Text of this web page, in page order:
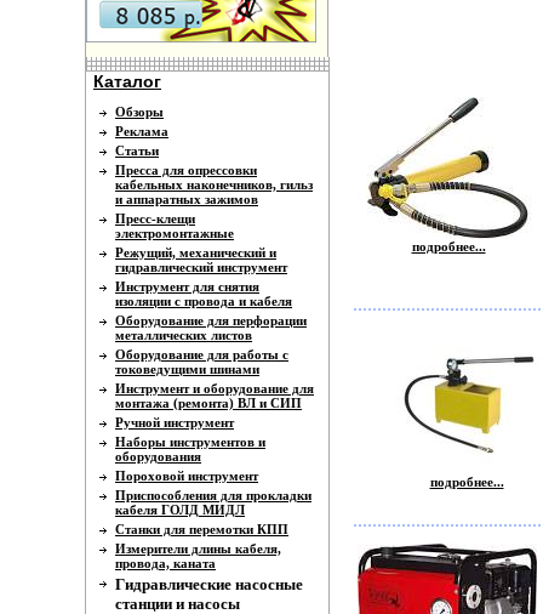
Каталог
Обзоры
Реклама
Статьи
Пресса для опрессовки
кабельных наконечников, гильз
и аппаратных зажимов
Пресс-клещи
электромонтажные
Режущий, механический и
гидравлический инструмент
Инструмент для снятия
изоляции с провода и кабеля
Оборудование для перфорации
металлических листов
Оборудование для работы с
токоведущими шинами
Инструмент и оборудование для
монтажа (ремонта) ВЛ и СИП
Ручной инструмент
Наборы инструментов и
оборудования
Пороховой инструмент
Приспособления для прокладки
кабеля ГОЛД МИДЛ
Станки для перемотки КПП
Измерители длины кабеля,
провода, каната
Гидравлические насосные
станции и насосы
подробнее...
подробнее...